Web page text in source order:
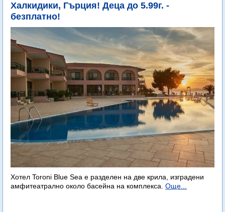
Халкидики, Гърция! Деца до 5.99г. -
безплатно!
Хотел Toroni Blue Sea e разделен на две крила, изградени
амфитеатрално около басейна на комплекса. Още...